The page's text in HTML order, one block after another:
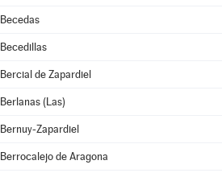
Becedas
Becedillas
Bercial de Zapardiel
Berlanas (Las)
Bernuy-Zapardiel
Berrocalejo de Aragona